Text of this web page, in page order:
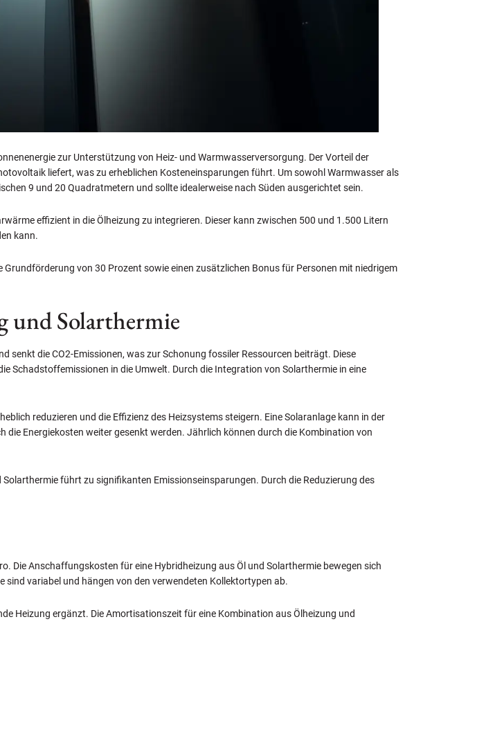
zur Unterstützung von Heiz- und Warmwasserversorgung. Der Vorteil der
liefert, was zu erheblichen Kosteneinsparungen führt. Um sowohl Warmwasser als
9 und 20 Quadratmetern und sollte idealerweise nach Süden ausgerichtet sein.
effizient in die Ölheizung zu integrieren. Dieser kann zwischen 500 und 1.500 Litern
kann.
von 30 Prozent sowie einen zusätzlichen Bonus für Personen mit niedrigem
und Solarthermie
senkt die CO2-Emissionen, was zur Schonung fossiler Ressourcen beiträgt. Diese
Schadstoffemissionen in die Umwelt. Durch die Integration von Solarthermie in eine
reduzieren und die Effizienz des Heizsystems steigern. Eine Solaranlage kann in der
Energiekosten weiter gesenkt werden. Jährlich können durch die Kombination von
führt zu signifikanten Emissionseinsparungen. Durch die Reduzierung des
Die Anschaffungskosten für eine Hybridheizung aus Öl und Solarthermie bewegen sich
variabel und hängen von den verwendeten Kollektortypen ab.
Heizung ergänzt. Die Amortisationszeit für eine Kombination aus Ölheizung und